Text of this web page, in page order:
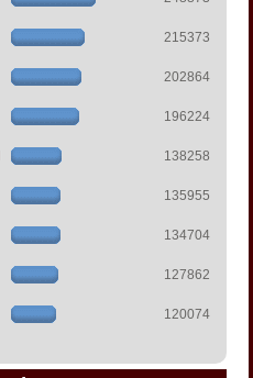
215373
202864
196224
138258
135955
134704
127862
120074